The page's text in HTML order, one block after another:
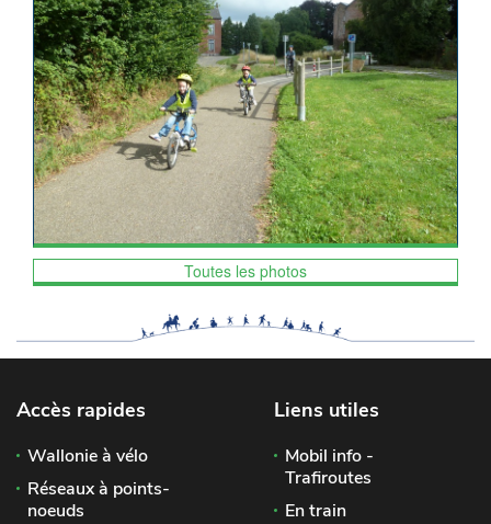
Toutes les photos
Accès rapides
Wallonie à vélo
Réseaux à points-
noeuds
Liens utiles
Mobil info -
Trafiroutes
En train